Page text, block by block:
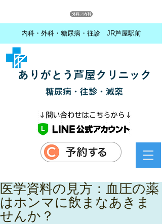
内科・外科・糖尿病・往診 JR芦屋駅前
ありがとう芦屋クリニック
糖尿病・往診・減薬
医学資料の見方：血圧の薬
はホンマに飲まなあきま
せんか？